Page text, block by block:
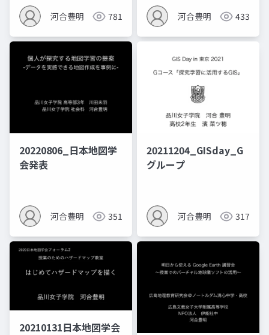
河合豊明 781 河合豊明 433
20220806_日本地図学
会発表
河合豊明 351
20211204_GISday_G
グループ
河合豊明 317
20210131日本地図学会